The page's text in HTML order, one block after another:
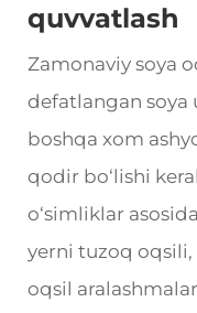
quvvatlash
Zamonaviy soya
defatlangan soya
boshqa xom
qodir bo‘lishi
o‘simliklar
yerni tuzoq oqsili,
oqsil